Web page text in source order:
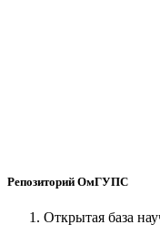
Репозиторий ОмГУПС
Открытая база